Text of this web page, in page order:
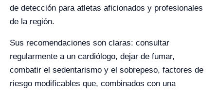
de detección para atletas aficionados y profesionales
de la región.
Sus recomendaciones son claras: consultar
regularmente a un cardiólogo, dejar de fumar,
combatir el sedentarismo y el sobrepeso, factores de
riesgo modificables que, combinados con una